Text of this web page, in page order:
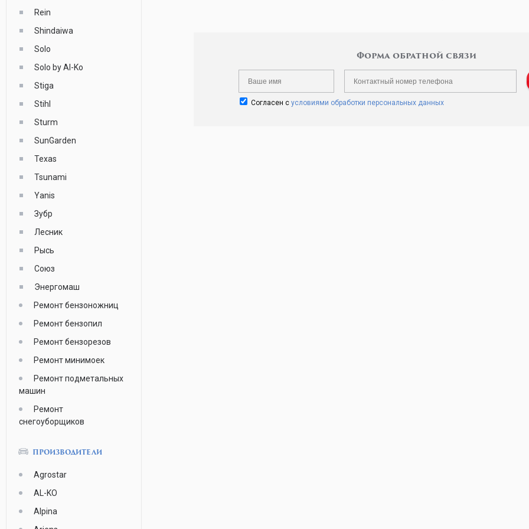
Rein
Shindaiwa
Solo
Solo by Al-Ko
Stiga
Stihl
Sturm
SunGarden
Texas
Tsunami
Yanis
Зубр
Лесник
Рысь
Союз
Энергомаш
Ремонт бензоножниц
Ремонт бензопил
Ремонт бензорезов
Ремонт минимоек
Ремонт подметальных
машин
Ремонт
снегоуборщиков
ПРОИЗВОДИТЕЛИ
Agrostar
AL-KO
Alpina
Форма обратной связи
Согласен сусловиями обработки персональных данных